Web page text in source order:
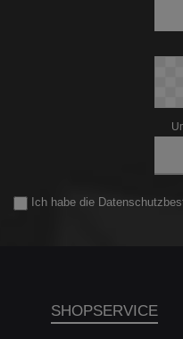
Ich habe die
SHOPSERVICE